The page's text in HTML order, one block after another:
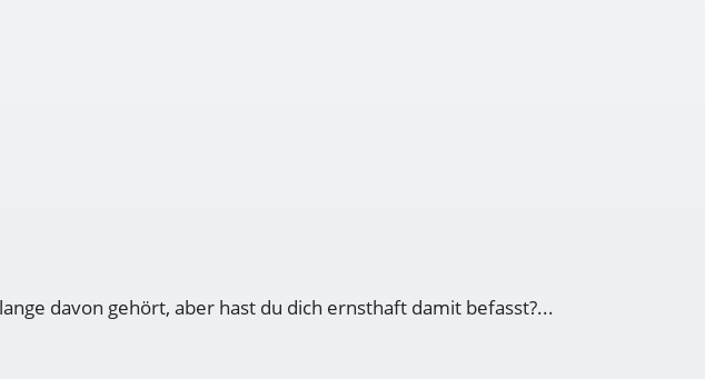
davon gehört, aber hast du dich ernsthaft damit befasst?...